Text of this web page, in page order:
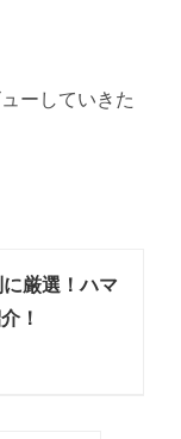
ーしていきた
厳選！ハマ
！